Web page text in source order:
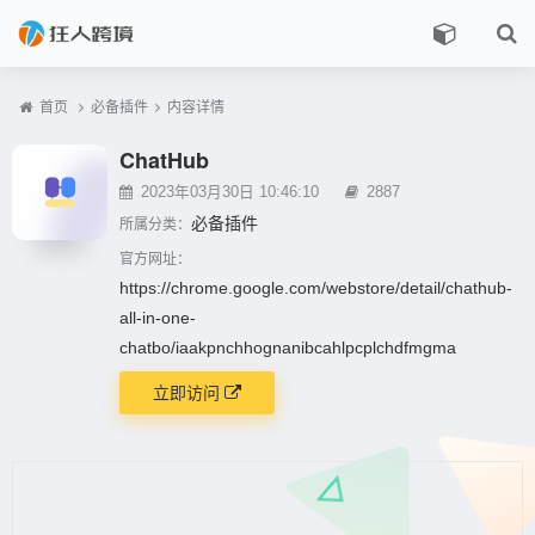
首页 必备插件 内容详情
ChatHub
2023年03月30日 10:46:10
2887
所属分类： 必备插件
官方网址：
https://chrome.google.com/webstore/detail/chathub-
all-in-one-
chatbo/iaakpnchhognanibcahlpcplchdfmgma
立即访问